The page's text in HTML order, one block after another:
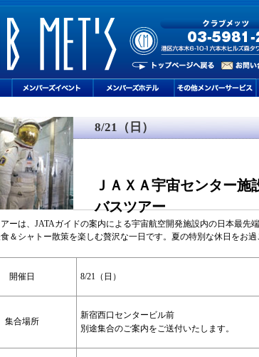
8/21（日）
ＪＡＸＡ宇宙センター
バスツアー
ーは、JATAガイドの案内による宇宙航空開発施設内の日本最先
＆シャトー散策を楽しむ贅沢な一日です。夏の特別な休日をお過
開催日 8/21（日）
集合場所
新宿西口センタービル前
別途集合のご案内をご送付いたします。